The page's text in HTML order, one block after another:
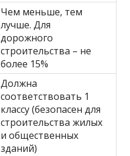
Чем меньше, тем
лучше. Для
дорожного
строительства – не
более 15%
Должна
соответствовать 1
классу (безопасен для
строительства жилых
и общественных
зданий)